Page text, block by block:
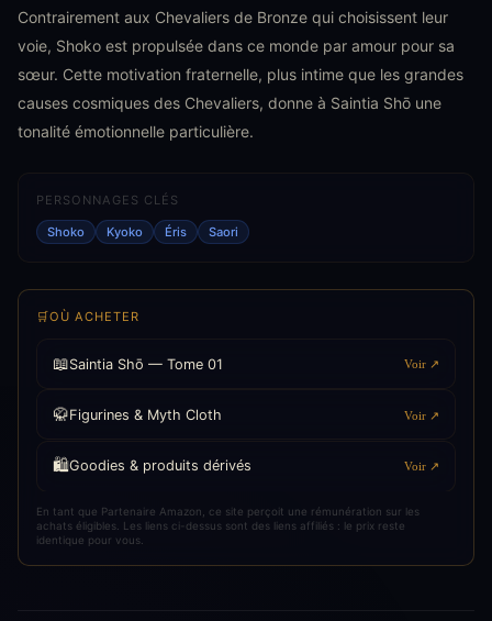
Contrairement aux Chevaliers de Bronze qui choisissent leur
voie, Shoko est propulsée dans ce monde par amour pour sa
sœur. Cette motivation fraternelle, plus intime que les grandes
causes cosmiques des Chevaliers, donne à Saintia Shō une
tonalité émotionnelle particulière.
PERSONNAGES CLÉS
Shoko Kyoko Éris Saori
🛒OÙ ACHETER
📖Saintia Shō — Tome 01 Voir ↗
🥋Figurines & Myth Cloth Voir ↗
🛍️Goodies & produits dérivés Voir ↗
En tant que Partenaire Amazon, ce site perçoit une rémunération sur les
achats éligibles. Les liens ci-dessus sont des liens affiliés : le prix reste
identique pour vous.